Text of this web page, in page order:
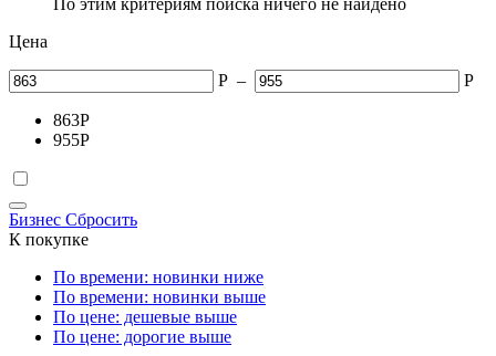
Цена
Р – Р
863Р
955Р
Бизнес Сбросить
К покупке
По времени: новинки ниже
По времени: новинки выше
По цене: дешевые выше
По цене: дорогие выше